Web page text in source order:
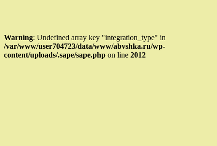
Warning: Undefined array key "integration_type" in
/var/www/user704723/data/www/abvshka.ru/wp-
content/uploads/.sape/sape.php on line 2012